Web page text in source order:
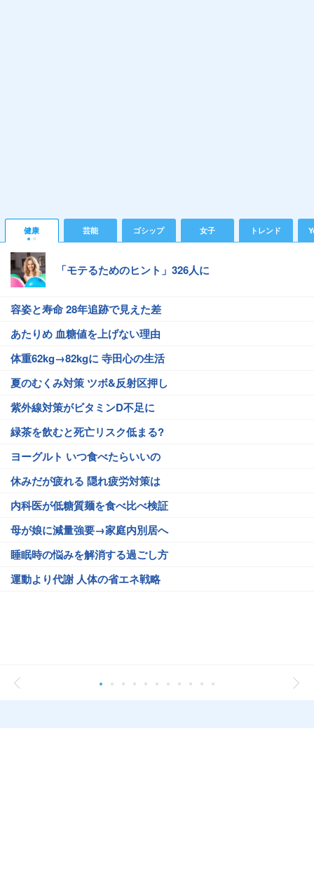
健康 芸能 ゴシップ 女子 トレンド
「モテるためのヒント」326人に
容姿と寿命 28年追跡で見えた差
あたりめ 血糖値を上げない理由
体重62kg→82kgに 寺田心の生活
夏のむくみ対策 ツボ&反射区押し
紫外線対策がビタミンD不足に
緑茶を飲むと死亡リスク低まる?
ヨーグルト いつ食べたらいいの
休みだが疲れる 隠れ疲労対策は
内科医が低糖質麺を食べ比べ検証
母が娘に減量強要→家庭内別居へ
睡眠時の悩みを解消する過ごし方
運動より代謝 人体の省エネ戦略